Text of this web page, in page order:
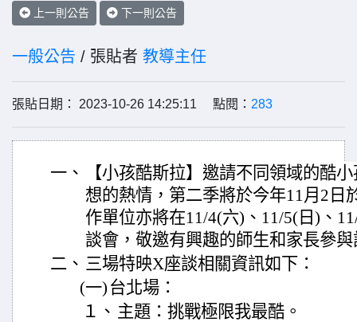
上一則公告 下一則公告
一般公告 / 張貼者 教導主任
張貼日期： 2023-10-26 14:25:11 點閱： 283
一、
【小孩酷斯拉】邀請不同領域的酷
想的熱情，第二季將於今年11月2日
作單位亦將在11/4(六)、11/5(日)、
談會，敬邀有興趣的師生和家長參
二、 三場特映X座談相關資訊如下：
(一) 台北場：
１、 主題：挑戰極限我最酷。